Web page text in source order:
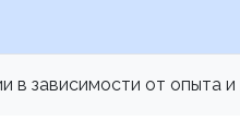
в зависимости от опыта и